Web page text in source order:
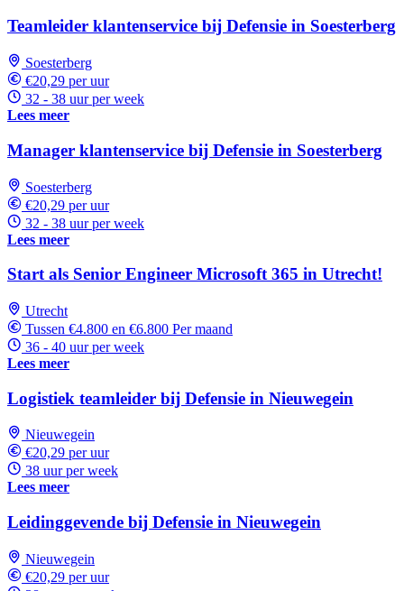
Teamleider klantenservice bij Defensie in Soesterberg
Soesterberg
€20,29 per uur
32 - 38 uur per week
Lees meer
Manager klantenservice bij Defensie in Soesterberg
Soesterberg
€20,29 per uur
32 - 38 uur per week
Lees meer
Start als Senior Engineer Microsoft 365 in Utrecht!
Utrecht
Tussen €4.800 en €6.800 Per maand
36 - 40 uur per week
Lees meer
Logistiek teamleider bij Defensie in Nieuwegein
Nieuwegein
€20,29 per uur
38 uur per week
Lees meer
Leidinggevende bij Defensie in Nieuwegein
Nieuwegein
€20,29 per uur